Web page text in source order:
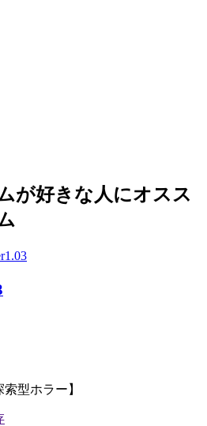
が好きな人にオスス
型ホラー】